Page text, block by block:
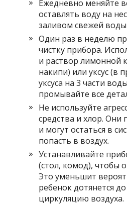
Ежедневно меняйте
оставлять воду на
заливом свежей
Один раз в неделю
чистку прибора.
и раствор лимонной
накипи) или уксус (в
уксуса на 3 части
промывайте все
Не используйте
средства и хлор.
и могут остаться в
попасть в воздух.
Устанавливайте
(стол, комод), чтобы
Это уменьшит
ребенок дотянется
циркуляцию воздуха.